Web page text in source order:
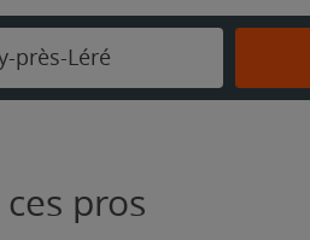
près-Léré
pros